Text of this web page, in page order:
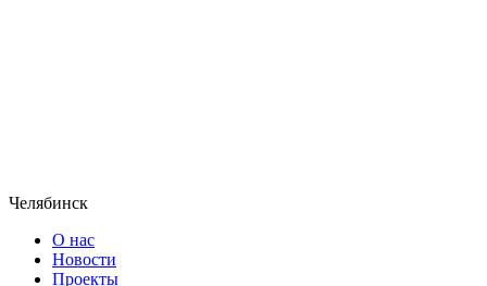
Челябинск
О нас
Новости
Проекты